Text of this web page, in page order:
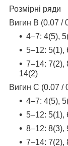
Розмірні ряди
Вигин B (0.07 /
4–7: 4(5),
5–12: 5(1),
7–14: 7(2),
14(2)
Вигин C (0.07 /
4–7: 4(5),
5–12: 5(1),
8–12: 8(3),
7–14: 7(2),